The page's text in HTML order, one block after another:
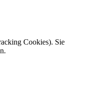
Cookies). Sie